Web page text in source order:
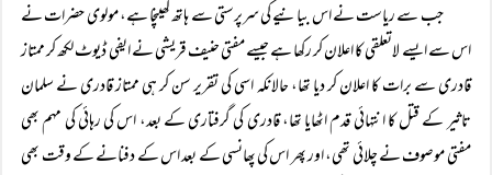
جب سے ریاست نے اس بیانیے کی سرپرستی سے ہاتھ کھینچا ہے، مولوی حضرات نے
اس سے ایسے لاتعلقی کا اعلان کر رکھا ہے جیسے مفتی حنیف قریشی نے ایفی ڈیوٹ لکھ کر ممتاز
قادری سے برات کا اعلان کر دیا تھا، حالانکہ اسی کی تقریر سن کر ہی ممتاز قادری نے سلمان
تاثیر کے قتل کا انتہائی قدم اٹھایا تھا، قادری کی گرفتاری کے بعد، اس کی رہائی کی مہم بھی
مفتی موصوف نے چلائی تھی، اور پھر اس کی پھانسی کے بعد اس کے دفنانے کے وقت بھی